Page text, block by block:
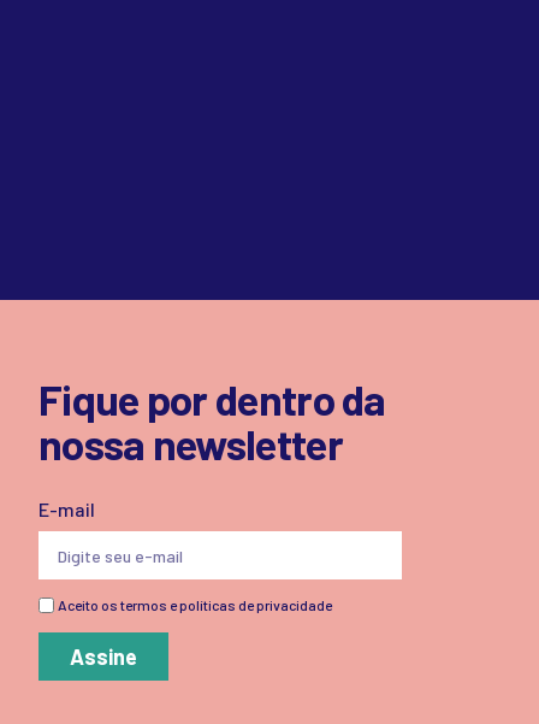
Fique por dentro da
nossa newsletter
E-mail
Aceito os termos e políticas de privacidade
Assine